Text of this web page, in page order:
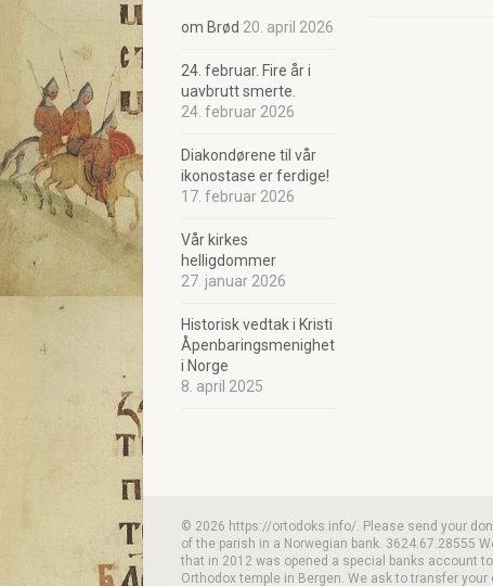
om Brød 20. april 2026
24. februar. Fire år i
uavbrutt smerte.
24. februar 2026
Diakondørene til vår
ikonostase er ferdige!
17. februar 2026
Vår kirkes
helligdommer
27. januar 2026
Historisk vedtak i Kristi
Åpenbaringsmenighet
i Norge
8. april 2025
© 2026 https://ortodoks.info/. Please send your
of the parish in a Norwegian bank. 3624.67.28555
that in 2012 was opened a special banks account
Orthodox temple in Bergen. We ask to transfer